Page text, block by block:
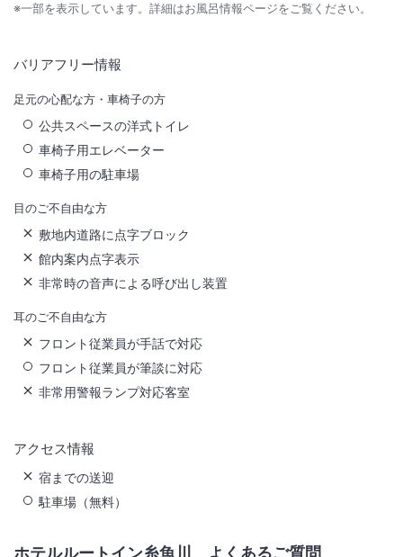
※一部を表示しています。詳細はお風呂情報ページをご覧ください。
バリアフリー情報
足元の心配な方・車椅子の方
公共スペースの洋式トイレ
車椅子用エレベーター
車椅子用の駐車場
目のご不自由な方
敷地内道路に点字ブロック
館内案内点字表示
非常時の音声による呼び出し装置
耳のご不自由な方
フロント従業員が手話で対応
フロント従業員が筆談に対応
非常用警報ランプ対応客室
アクセス情報
宿までの送迎
駐車場（無料）